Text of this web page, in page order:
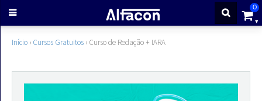
0
ENTRAR
CADASTRE-
Início › Cursos Gratuitos › Curso de Redação + IARA